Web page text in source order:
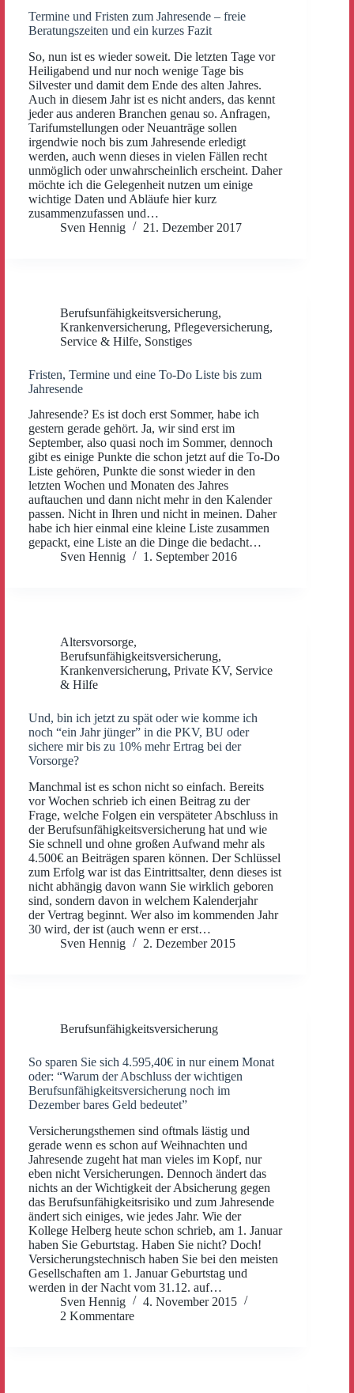
Termine und Fristen zum Jahresende – freie
Beratungszeiten und ein kurzes Fazit
So, nun ist es wieder soweit. Die letzten Tage vor
Heiligabend und nur noch wenige Tage bis
Silvester und damit dem Ende des alten Jahres.
Auch in diesem Jahr ist es nicht anders, das kennt
jeder aus anderen Branchen genau so. Anfragen,
Tarifumstellungen oder Neuanträge sollen
irgendwie noch bis zum Jahresende erledigt
werden, auch wenn dieses in vielen Fällen recht
unmöglich oder unwahrscheinlich erscheint. Daher
möchte ich die Gelegenheit nutzen um einige
wichtige Daten und Abläufe hier kurz
zusammenzufassen und…
Sven Hennig
21. Dezember 2017
Berufsunfähigkeitsversicherung,
Krankenversicherung, Pflegeversicherung,
Service & Hilfe, Sonstiges
Fristen, Termine und eine To-Do Liste bis zum
Jahresende
Jahresende? Es ist doch erst Sommer, habe ich
gestern gerade gehört. Ja, wir sind erst im
September, also quasi noch im Sommer, dennoch
gibt es einige Punkte die schon jetzt auf die To-Do
Liste gehören, Punkte die sonst wieder in den
letzten Wochen und Monaten des Jahres
auftauchen und dann nicht mehr in den Kalender
passen. Nicht in Ihren und nicht in meinen. Daher
habe ich hier einmal eine kleine Liste zusammen
gepackt, eine Liste an die Dinge die bedacht…
Sven Hennig
1. September 2016
Altersvorsorge,
Berufsunfähigkeitsversicherung,
Krankenversicherung, Private KV, Service
& Hilfe
Und, bin ich jetzt zu spät oder wie komme ich
noch “ein Jahr jünger” in die PKV, BU oder
sichere mir bis zu 10% mehr Ertrag bei der
Vorsorge?
Manchmal ist es schon nicht so einfach. Bereits
vor Wochen schrieb ich einen Beitrag zu der
Frage, welche Folgen ein verspäteter Abschluss in
der Berufsunfähigkeitsversicherung hat und wie
Sie schnell und ohne großen Aufwand mehr als
4.500€ an Beiträgen sparen können. Der Schlüssel
zum Erfolg war ist das Eintrittsalter, denn dieses ist
nicht abhängig davon wann Sie wirklich geboren
sind, sondern davon in welchem Kalenderjahr
der Vertrag beginnt. Wer also im kommenden Jahr
30 wird, der ist (auch wenn er erst…
Sven Hennig
2. Dezember 2015
Berufsunfähigkeitsversicherung
So sparen Sie sich 4.595,40€ in nur einem Monat
oder: “Warum der Abschluss der wichtigen
Berufsunfähigkeitsversicherung noch im
Dezember bares Geld bedeutet”
Versicherungsthemen sind oftmals lästig und
gerade wenn es schon auf Weihnachten und
Jahresende zugeht hat man vieles im Kopf, nur
eben nicht Versicherungen. Dennoch ändert das
nichts an der Wichtigkeit der Absicherung gegen
das Berufsunfähigkeitsrisiko und zum Jahresende
ändert sich einiges, wie jedes Jahr. Wie der
Kollege Helberg heute schon schrieb, am 1. Januar
haben Sie Geburtstag. Haben Sie nicht? Doch!
Versicherungstechnisch haben Sie bei den meisten
Gesellschaften am 1. Januar Geburtstag und
werden in der Nacht vom 31.12. auf…
Sven Hennig
4. November 2015
2 Kommentare